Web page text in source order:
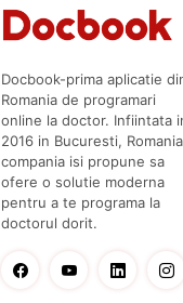
Docbook-prima aplicatie
Romania de programari
online la doctor. Infiintata
2016 in Bucuresti,
compania isi propune sa
ofere o solutie moderna
pentru a te programa la
doctorul dorit.